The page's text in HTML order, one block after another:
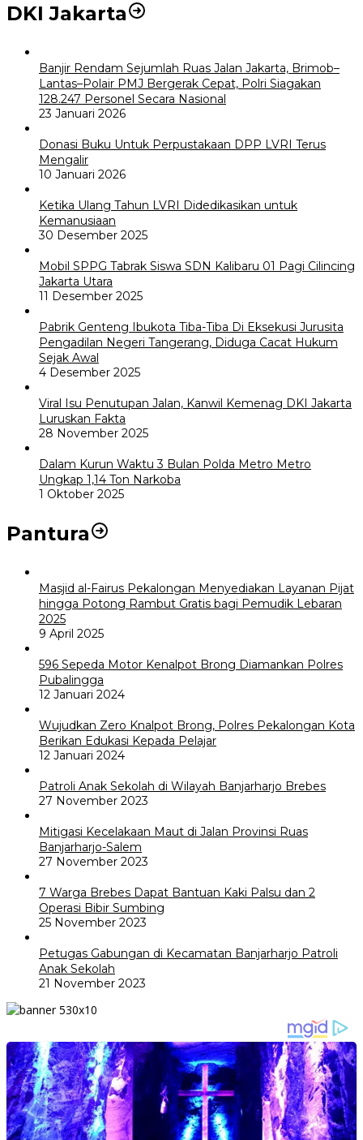
DKI Jakarta
Banjir Rendam Sejumlah Ruas Jalan Jakarta, Brimob–
Lantas–Polair PMJ Bergerak Cepat, Polri Siagakan
128.247 Personel Secara Nasional
23 Januari 2026
Donasi Buku Untuk Perpustakaan DPP LVRI Terus
Mengalir
10 Januari 2026
Ketika Ulang Tahun LVRI Didedikasikan untuk
Kemanusiaan
30 Desember 2025
Mobil SPPG Tabrak Siswa SDN Kalibaru 01 Pagi Cilincing
Jakarta Utara
11 Desember 2025
Pabrik Genteng Ibukota Tiba-Tiba Di Eksekusi Jurusita
Pengadilan Negeri Tangerang, Diduga Cacat Hukum
Sejak Awal
4 Desember 2025
Viral Isu Penutupan Jalan, Kanwil Kemenag DKI Jakarta
Luruskan Fakta
28 November 2025
Dalam Kurun Waktu 3 Bulan Polda Metro Metro
Ungkap 1,14 Ton Narkoba
1 Oktober 2025
Pantura
Masjid al-Fairus Pekalongan Menyediakan Layanan Pijat
hingga Potong Rambut Gratis bagi Pemudik Lebaran
2025
9 April 2025
596 Sepeda Motor Kenalpot Brong Diamankan Polres
Pubalingga
12 Januari 2024
Wujudkan Zero Knalpot Brong, Polres Pekalongan Kota
Berikan Edukasi Kepada Pelajar
12 Januari 2024
Patroli Anak Sekolah di Wilayah Banjarharjo Brebes
27 November 2023
Mitigasi Kecelakaan Maut di Jalan Provinsi Ruas
Banjarharjo-Salem
27 November 2023
7 Warga Brebes Dapat Bantuan Kaki Palsu dan 2
Operasi Bibir Sumbing
25 November 2023
Petugas Gabungan di Kecamatan Banjarharjo Patroli
Anak Sekolah
21 November 2023